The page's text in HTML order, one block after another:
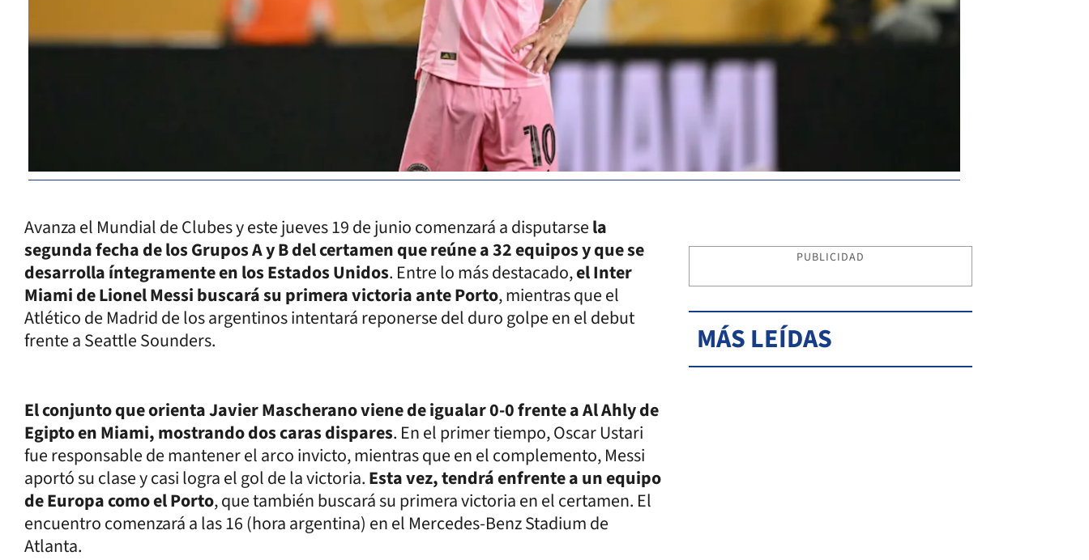
Avanza el Mundial de Clubes y este jueves 19 de junio comenzará a disputarsela
segunda fecha de los Grupos A y B del certamen que reúne a 32 equipos y que se
desarrolla íntegramente en los Estados Unidos. Entre lo más destacado,el Inter
Miami de Lionel Messi buscará su primera victoria ante Porto, mientras que el
Atlético de Madrid de los argentinos intentará reponerse del duro golpe en el debut
frente a Seattle Sounders.
El conjunto que orienta Javier Mascherano viene de igualar 0-0 frente a Al Ahly de
Egipto en Miami, mostrando dos caras dispares. En el primer tiempo, Oscar Ustari
fue responsable de mantener el arco invicto, mientras que en el complemento, Messi
aportó su clase y casi logra el gol de la victoria.Esta vez, tendrá enfrente a un equipo
de Europa como el Porto, que también buscará su primera victoria en el certamen. El
encuentro comenzará a las 16 (hora argentina) en el Mercedes-Benz Stadium de
Atlanta.
PUBLICIDAD
MÁS LEÍDAS